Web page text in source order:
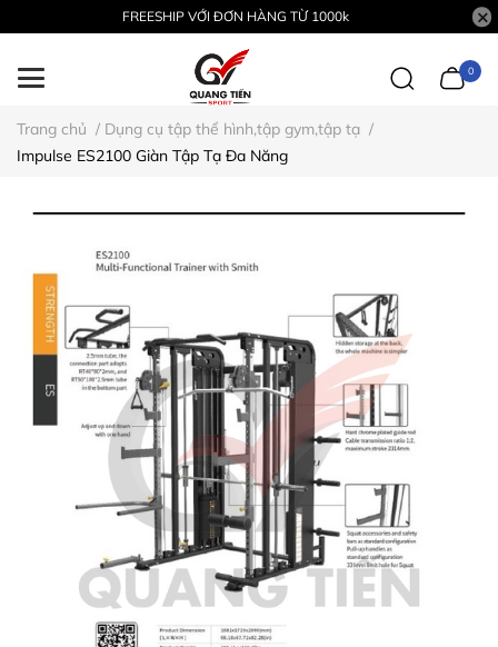
FREESHIP VỚI ĐƠN HÀNG TỪ 1000k
0
Trang chủ / Dụng cụ tập thể hình,tập gym,tập tạ /
Impulse ES2100 Giàn Tập Tạ Đa Năng